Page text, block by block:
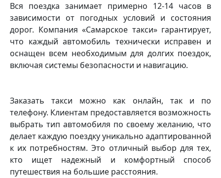
Вся поездка занимает примерно 12-14 часов в
зависимости от погодных условий и состояния
дорог. Компания «Самарское такси» гарантирует,
что каждый автомобиль технически исправен и
оснащен всем необходимым для долгих поездок,
включая системы безопасности и навигацию.
Заказать такси можно как онлайн, так и по
телефону. Клиентам предоставляется возможность
выбрать тип автомобиля по своему желанию, что
делает каждую поездку уникально адаптированной
к их потребностям. Это отличный выбор для тех,
кто ищет надежный и комфортный способ
путешествия на большие расстояния.